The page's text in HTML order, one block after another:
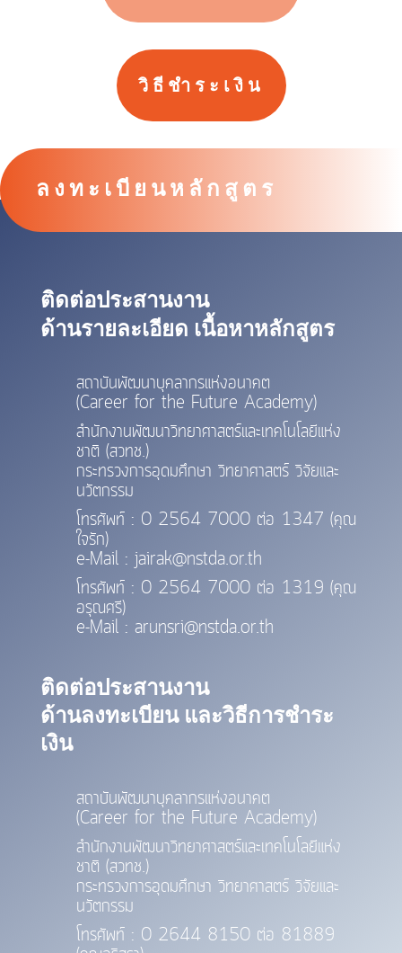
วิธีชำระเงิน
ลงทะเบียนหลักสูตร
ติดต่อประสานงาน
ด้านรายละเอียด เนื้อหาหลักสูตร
สถาบันพัฒนาบุคลากรแห่งอนาคต
(Career for the Future Academy)
สำนักงานพัฒนาวิทยาศาสตร์และเทคโนโลยีแห่ง
ชาติ (สวทช.)
กระทรวงการอุดมศึกษา วิทยาศาสตร์ วิจัยและ
นวัตกรรม
โทรศัพท์ : 0 2564 7000 ต่อ 1347 (คุณ
ใจรัก)
e-Mail : jairak@nstda.or.th
โทรศัพท์ : 0 2564 7000 ต่อ 1319 (คุณ
อรุณศรี)
e-Mail : arunsri@nstda.or.th
ติดต่อประสานงาน
ด้านลงทะเบียน และวิธีการชำระ
เงิน​
สถาบันพัฒนาบุคลากรแห่งอนาคต
(Career for the Future Academy)
สำนักงานพัฒนาวิทยาศาสตร์และเทคโนโลยีแห่ง
ชาติ (สวทช.)
กระทรวงการอุดมศึกษา วิทยาศาสตร์ วิจัยและ
นวัตกรรม
โทรศัพท์ : 0 2644 8150 ต่อ 81889